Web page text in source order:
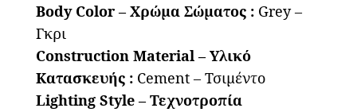
Body Color – Χρώμα Σώματος : Grey –
Γκρι
Construction Material – Υλικό
Κατασκευής : Cement – Τσιμέντο
Lighting Style – Τεχνοτροπία